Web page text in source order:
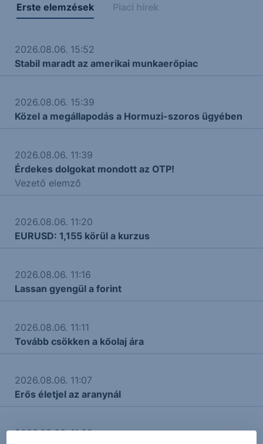
Erste elemzések Piaci hírek
2026.08.06. 15:52
Stabil maradt az amerikai munkaerőpiac
2026.08.06. 15:39
Közel a megállapodás a Hormuzi-szoros ügyében
2026.08.06. 11:39
Érdekes dolgokat mondott az OTP!
Vezető elemző
2026.08.06. 11:20
EURUSD: 1,155 körül a kurzus
2026.08.06. 11:16
Lassan gyengül a forint
2026.08.06. 11:11
Tovább csökken a kőolaj ára
2026.08.06. 11:07
Erős életjel az aranynál
2026.08.06. 11:02